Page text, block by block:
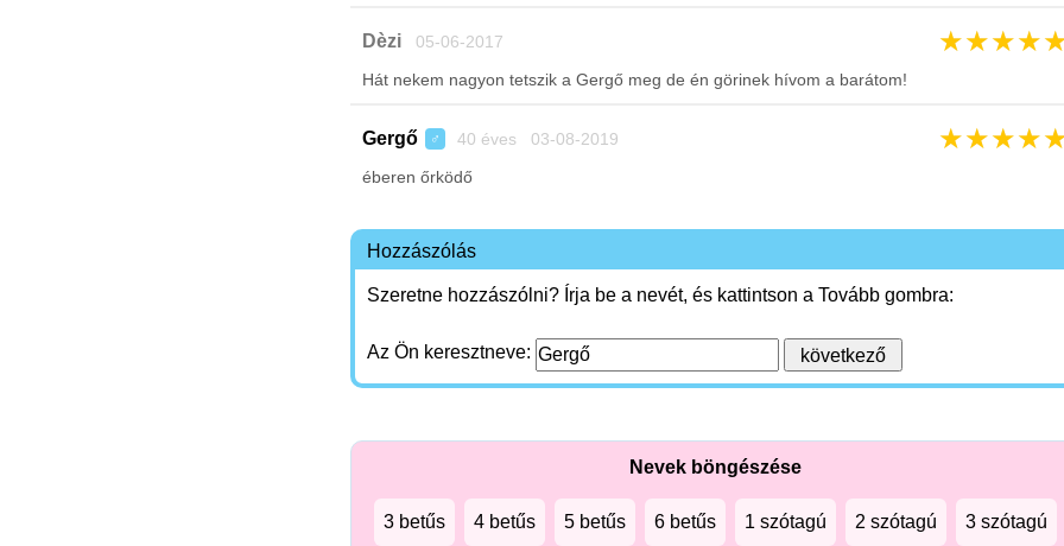
Dèzi05-06-2017 ★★★★
Hát nekem nagyon tetszik a Gergő meg de én görinek hívom a barátom!
Gergő ♂ 40 éves 03-08-2019 ★★★★
éberen őrködő
Hozzászólás
Szeretne hozzászólni? Írja be a nevét, és kattintson a Tovább gombra:
Az Ön keresztneve:
Nevek böngészése
3 betűs 4 betűs 5 betűs 6 betűs 1 szótagú 2 szótagú 3 szótagú